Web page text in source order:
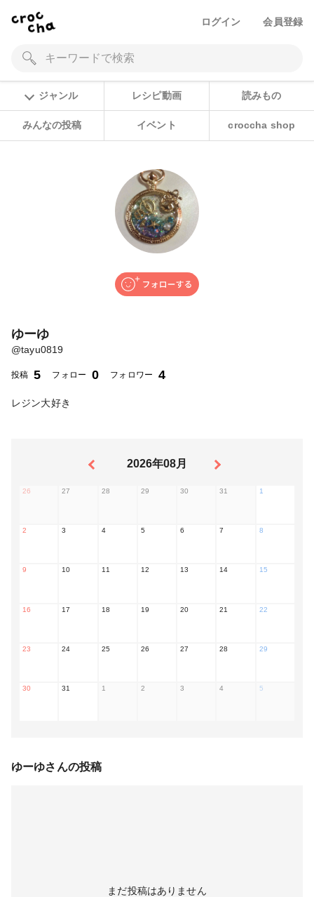
ログイン 会員登録
ジャンル レシピ動画 読みもの
みんなの投稿 イベント croccha shop
ゆーゆ
@tayu0819
投稿 5 フォロー 0 フォロワー 4
レジン大好き
2026年08月
26 27 28 29 30 31 1
2 3 4 5 6 7 8
9 10 11 12 13 14 15
16 17 18 19 20 21 22
23 24 25 26 27 28 29
30 31 1 2 3 4 5
ゆーゆさんの投稿
まだ投稿はありません